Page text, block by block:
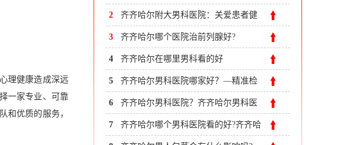
理健康造成深远
一家专业、可靠
和优质的服务，
习：安全无小事，消防正当时!
2 齐齐哈尔附大男科医院：关爱患者健
康，建立男性专业医疗
3 齐齐哈尔哪个医院治前列腺好?
4 齐齐哈尔在哪里男科看的好
5 齐齐哈尔男科医院哪家好？—精准检
查精细治疗男科
6 齐齐哈尔男科医院？齐齐哈尔男科医
院哪家好
7 齐齐哈尔哪个男科医院看的好?齐齐哈